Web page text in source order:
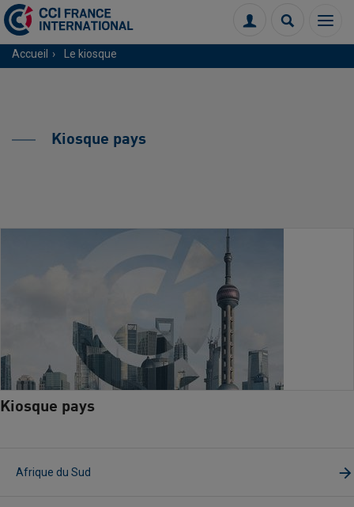
Menu
Connexion
Accueil Le kiosque
Kiosque pays
Kiosque pays
Afrique du Sud